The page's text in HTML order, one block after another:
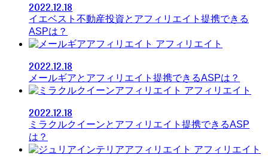
2022.12.18
イエベスト不動産投資とアフィリエイト提携できる
ASPは？
アフィリエイト
2022.12.18
メールギアとアフィリエイト提携できるASPは？
アフィリエイト
2022.12.18
ミラクルクイーンとアフィリエイト提携できるASP
は？
アフィリエイト